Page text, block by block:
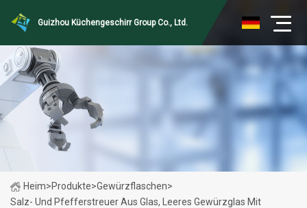
Guizhou Küchengeschirr Group Co., Ltd.
Heim>Produkte>Gewürzflaschen>
Salz- Und Pfefferstreuer Aus Glas, Leeres Gewürzglas Mit